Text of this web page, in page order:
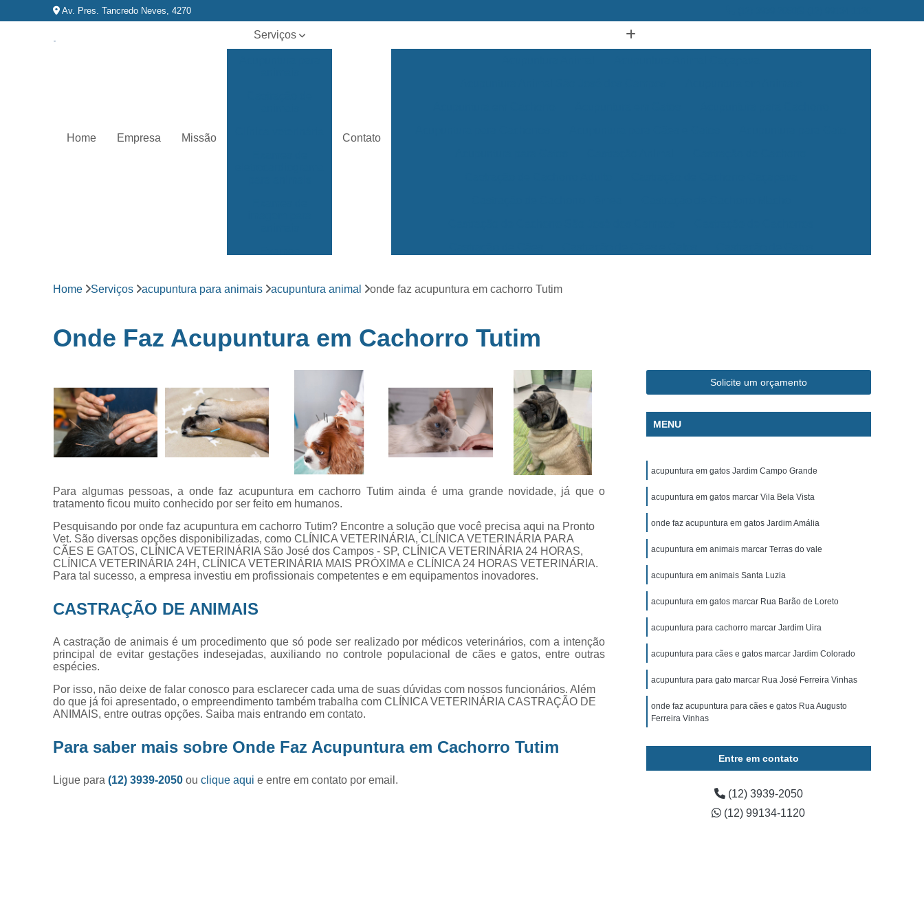
Av. Pres. Tancredo Neves, 4270
Home Empresa Missão
Serviços
Fisioterapia para
para animais
animal
Vacina para
animais
Veterinários 24
horas
Veterinários
popular
Contato
Clínica Veterinária Mais Próxima
Clínica Veterinária Popular Caçapava
Exame de Eletrocardiograma em Animais
Exame de Eletrocardiograma em Cachorro
Exame de Eletrocardiograma em Cães
Exame de Eletrocardiograma em Gatos
Exame de Eletrocardiograma para Animais
Exame de Eletrocardiograma para Cachorro
Exame de Eletrocardiograma para Cachorro Caçapava
Exame de Eletrocardiograma para Cachorro São José dos Campos
Exame de Eletrocardiograma para Cachorros e Gatos
Exame de Eletrocardiograma para Gato
Exame de Eletrocardiograma para Gatos
Exame de Raio X do Tórax para Cachorro
Exame de Raio X para Animais
Exame de Raio X para Cachorro
Exame de Raio X para Gatos
Exame de Ultrassom Abdominal para Cachorro
Exame de Ultrassom Abdominal para Cachorro Caçapava
Exame de Ultrassom Abdominal para Cachorro São José dos Campos
Exame de Ultrassom para Cachorro
Exame de Ultrassom para Gatos
Exames Laboratoriais para Animais
Exames Laboratoriais para Pets
Laboratório para Animais
Home Serviços acupuntura para animais acupuntura animal onde faz acupuntura em cachorro Tutim
Onde Faz Acupuntura em Cachorro Tutim
Para algumas pessoas, a onde faz acupuntura em cachorro Tutim ainda é uma grande novidade, já que o
tratamento ficou muito conhecido por ser feito em humanos.
Pesquisando por onde faz acupuntura em cachorro Tutim? Encontre a solução que você precisa aqui na Pronto
Vet. São diversas opções disponibilizadas, como CLÍNICA VETERINÁRIA, CLÍNICA VETERINÁRIA PARA
CÃES E GATOS, CLÍNICA VETERINÁRIA São José dos Campos - SP, CLÍNICA VETERINÁRIA 24 HORAS,
CLÍNICA VETERINÁRIA 24H, CLÍNICA VETERINÁRIA MAIS PRÓXIMA e CLÍNICA 24 HORAS VETERINÁRIA.
Para tal sucesso, a empresa investiu em profissionais competentes e em equipamentos inovadores.
CASTRAÇÃO DE ANIMAIS
A castração de animais é um procedimento que só pode ser realizado por médicos veterinários, com a intenção
principal de evitar gestações indesejadas, auxiliando no controle populacional de cães e gatos, entre outras
espécies.
Por isso, não deixe de falar conosco para esclarecer cada uma de suas dúvidas com nossos funcionários. Além
do que já foi apresentado, o empreendimento também trabalha com CLÍNICA VETERINÁRIA CASTRAÇÃO DE
ANIMAIS, entre outras opções. Saiba mais entrando em contato.
Para saber mais sobre Onde Faz Acupuntura em Cachorro Tutim
Ligue para(12) 3939-2050ouclique aqui e entre em contato por email.
Solicite um orçamento
MENU
acupuntura em gatos Jardim Campo Grande
acupuntura em gatos marcar Vila Bela Vista
onde faz acupuntura em gatos Jardim Amália
acupuntura em animais marcar Terras do vale
acupuntura em animais Santa Luzia
acupuntura em gatos marcar Rua Barão de Loreto
acupuntura para cachorro marcar Jardim Uira
acupuntura para cães e gatos marcar Jardim Colorado
acupuntura para gato marcar Rua José Ferreira Vinhas
onde faz acupuntura para cães e gatos Rua Augusto
Ferreira Vinhas
Entre em contato
(12) 3939-2050
(12) 99134-1120